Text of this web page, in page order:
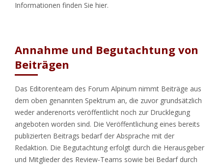
Informationen finden Sie hier.
Annahme und Begutachtung von
Beiträgen
Das Editorenteam des Forum Alpinum nimmt Beiträge aus
dem oben genannten Spektrum an, die zuvor grundsätzlich
weder anderenorts veröffentlicht noch zur Drucklegung
angeboten worden sind. Die Veröffentlichung eines bereits
publizierten Beitrags bedarf der Absprache mit der
Redaktion. Die Begutachtung erfolgt durch die Herausgeber
und Mitglieder des Review-Teams sowie bei Bedarf durch